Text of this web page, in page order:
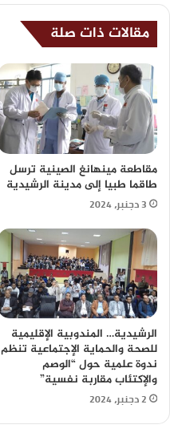
مقالات ذات صلة
مقاطعة مينهانغ الصينية ترسل
طاقما طبيا إلى مدينة الرشيدية
3 دجنبر، 2024
الرشيدية… المندوبية الإقليمية
للصحة والحماية الإجتماعية تنظم
ندوة علمية حول “الوصم
والإكتئاب مقاربة نفسية”
2 دجنبر، 2024